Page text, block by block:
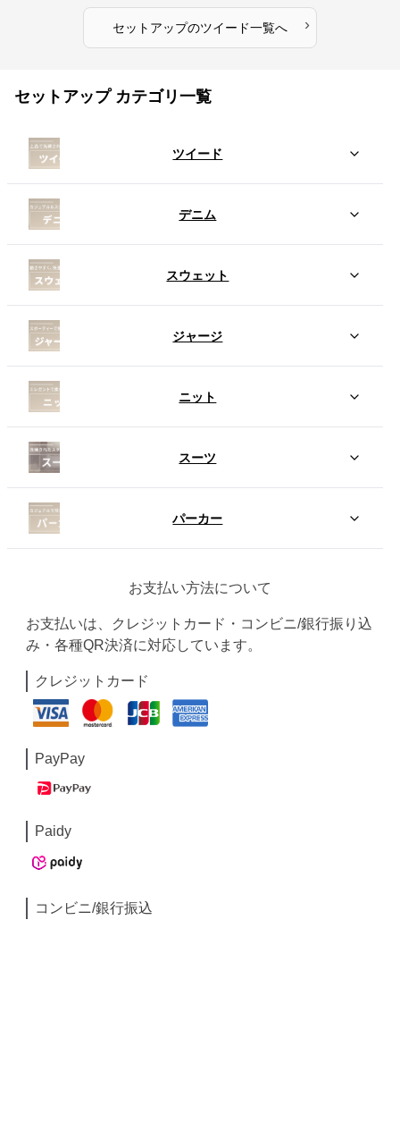
セットアップのツイード一覧へ ›
セットアップ カテゴリ一覧
ツイード
デニム
スウェット
ジャージ
ニット
スーツ
パーカー
お支払い方法について
お支払いは、クレジットカード・コンビニ/銀行振り込
み・各種QR決済に対応しています。
クレジットカード
PayPay
Paidy
コンビニ/銀行振込